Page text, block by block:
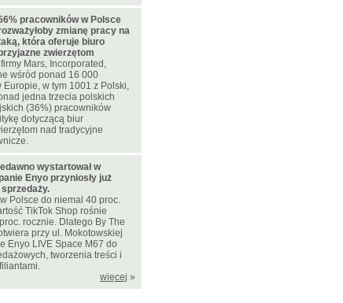
pracowników w Polsce
zmianę pracy na
która oferuje biuro
zwierzętom
Mars, Incorporated,
wśród ponad 16 000
Europie, w tym 1001 z Polski,
jedna trzecia polskich
(36%) pracowników
dotyczącą biur
nad tradycyjne
wystartował w
Enyo przyniosły już
sprzedaży.
Polsce do niemal 40 proc.
TikTok Shop rośnie
rocznie. Dlatego By The
przy ul. Mokotowskiej
Enyo LIVE Space M67 do
tworzenia treści i
więcej »